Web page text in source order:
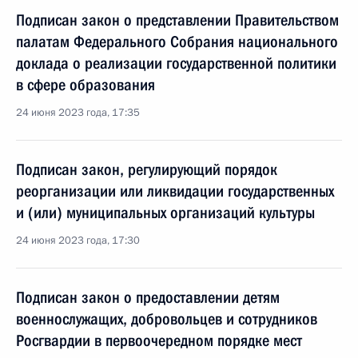
Подписан закон о представлении Правительством
палатам Федерального Собрания национального
доклада о реализации государственной политики
в сфере образования
24 июня 2023 года, 17:35
Подписан закон, регулирующий порядок
реорганизации или ликвидации государственных
и (или) муниципальных организаций культуры
24 июня 2023 года, 17:30
Подписан закон о предоставлении детям
военнослужащих, добровольцев и сотрудников
Росгвардии в первоочередном порядке мест